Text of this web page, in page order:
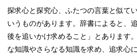
探求心と探究心、ふたつの言葉と似て
いうものがあります。辞書によると、
後を追いかけ求めること」とあります
な知識やさらなる知識を求め、追求心